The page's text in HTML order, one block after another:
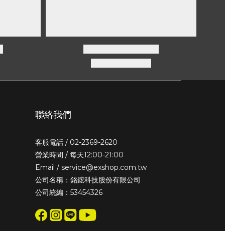
聯絡我們
客服電話 / 02-2369-2620
營業時間 / 每天12:00-21:00
Email / service@exshop.com.tw
公司名稱：銘鋐科技股份有限公司
公司統編：53454326